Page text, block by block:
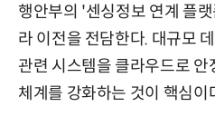
행안부의 '센싱정보 연계 플
라 이전을 전담한다. 대규모
관련 시스템을 클라우드로
체계를 강화하는 것이 핵심이